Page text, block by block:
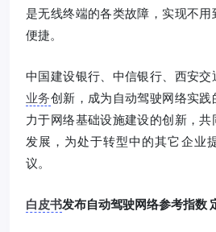
是无线终端的各类故障，实现不
便捷。
中国建设银行、中信银行、西安
业务创新，成为自动驾驶网络实
力于网络基础设施建设的创新，
发展，为处于转型中的其它企业
议。
白皮书发布自动驾驶网络参考指数